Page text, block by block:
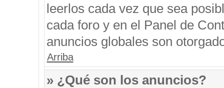
leerlos cada vez que sea
cada foro y en el Panel de
anuncios globales son
Arriba
» ¿Qué son los anuncios?